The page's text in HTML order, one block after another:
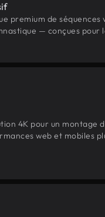
premium de
— conçues
4K pour un montage
web et mobiles